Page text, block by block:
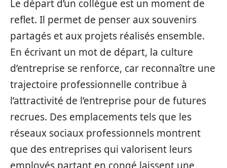
Le départ d’un collègue est un moment de
reflet. Il permet de penser aux souvenirs
partagés et aux projets réalisés ensemble.
En écrivant un mot de départ, la culture
d’entreprise se renforce, car reconnaître une
trajectoire professionnelle contribue à
l’attractivité de l’entreprise pour de futures
recrues. Des emplacements tels que les
réseaux sociaux professionnels montrent
que des entreprises qui valorisent leurs
employés partant en congé laissent une